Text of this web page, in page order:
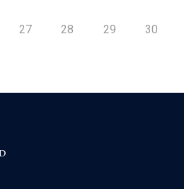
27 28 29 30